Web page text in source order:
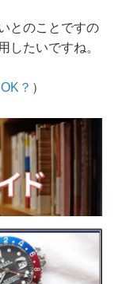
とのことですの
したいですね。
？ ）